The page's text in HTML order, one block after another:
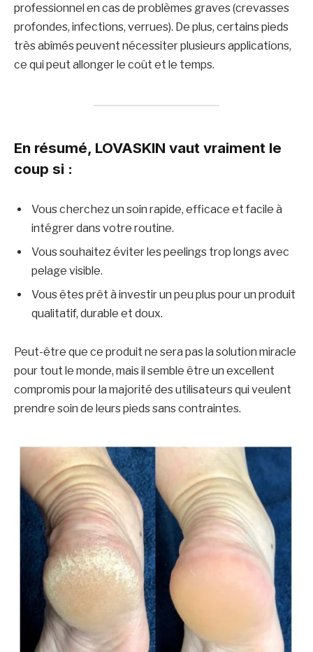
professionnel en cas de problèmes graves (crevasses
profondes, infections, verrues). De plus, certains pieds
très abîmés peuvent nécessiter plusieurs applications,
ce qui peut allonger le coût et le temps.
En résumé, LOVASKIN vaut vraiment le
coup si :
Vous cherchez un soin rapide, efficace et facile à
intégrer dans votre routine.
Vous souhaitez éviter les peelings trop longs avec
pelage visible.
Vous êtes prêt à investir un peu plus pour un produit
qualitatif, durable et doux.
Peut-être que ce produit ne sera pas la solution miracle
pour tout le monde, mais il semble être un excellent
compromis pour la majorité des utilisateurs qui veulent
prendre soin de leurs pieds sans contraintes.